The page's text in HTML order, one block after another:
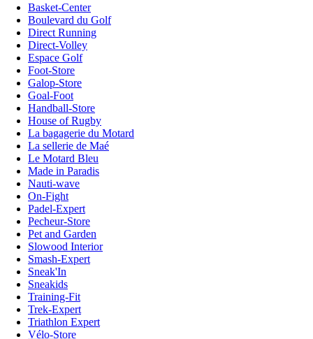
Basket-Center
Boulevard du Golf
Direct Running
Direct-Volley
Espace Golf
Foot-Store
Galop-Store
Goal-Foot
Handball-Store
House of Rugby
La bagagerie du Motard
La sellerie de Maé
Le Motard Bleu
Made in Paradis
Nauti-wave
On-Fight
Padel-Expert
Pecheur-Store
Pet and Garden
Slowood Interior
Smash-Expert
Sneak'In
Sneakids
Training-Fit
Trek-Expert
Triathlon Expert
Vélo-Store